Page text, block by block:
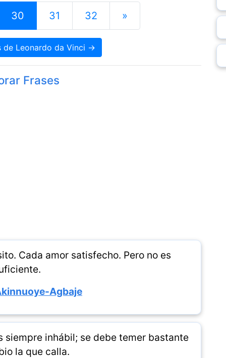
30 31 32 »
de Leonardo da Vinci →
Frases
Cada amor satisfecho. Pero no es
Agbaje
inhábil; se debe temer bastante
la que calla.